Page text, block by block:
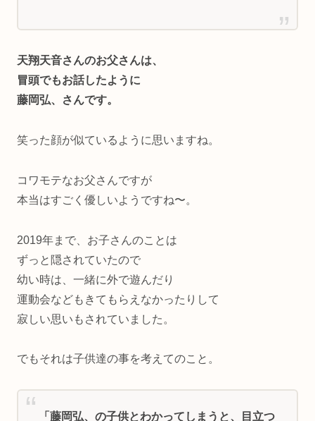
天翔天音さんのお父さんは、
冒頭でもお話したように
藤岡弘、さんです。
笑った顔が似ているように思いますね。
コワモテなお父さんですが
本当はすごく優しいようですね〜。
2019年まで、お子さんのことは
ずっと隠されていたので
幼い時は、一緒に外で遊んだり
運動会などもきてもらえなかったりして
寂しい思いもされていました。
でもそれは子供達の事を考えてのこと。
「藤岡弘、の子供とわかってしまうと、目立つ